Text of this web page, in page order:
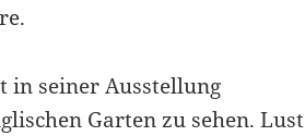
in seiner Ausstellung
Garten zu sehen. Lust